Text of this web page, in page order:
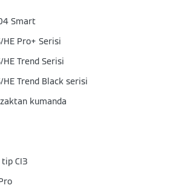
Smart
Pro+ Serisi
Trend Serisi
Trend Black serisi
kumanda
CI3